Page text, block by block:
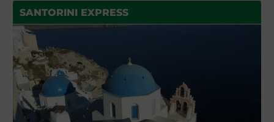
SANTORINI EXPRESS